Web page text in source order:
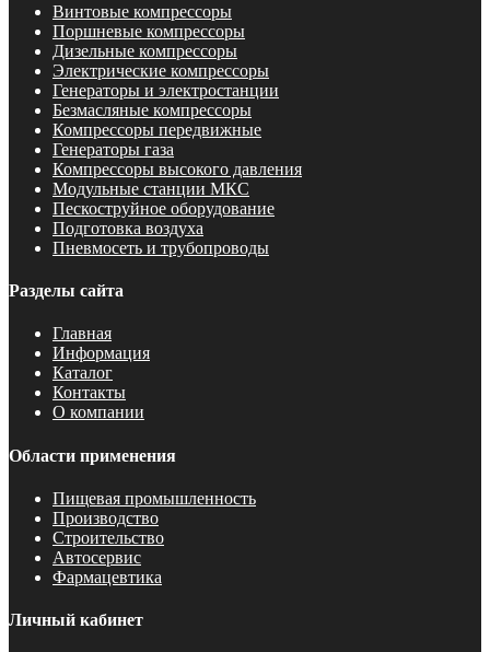
Винтовые компрессоры
Поршневые компрессоры
Дизельные компрессоры
Электрические компрессоры
Генераторы и электростанции
Безмасляные компрессоры
Компрессоры передвижные
Генераторы газа
Компрессоры высокого давления
Модульные станции МКС
Пескоструйное оборудование
Подготовка воздуха
Пневмосеть и трубопроводы
Разделы сайта
Главная
Информация
Каталог
Контакты
О компании
Области применения
Пищевая промышленность
Производство
Строительство
Автосервис
Фармацевтика
Личный кабинет